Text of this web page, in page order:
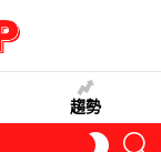
趨勢